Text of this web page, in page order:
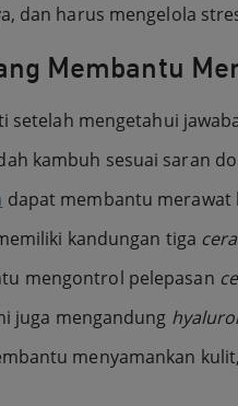
dan harus mengelola
Membantu
setelah mengetahui
kambuh sesuai saran
dapat membantu merawat
kandungan tiga
mengontrol pelepasan
juga mengandung
menyamankan